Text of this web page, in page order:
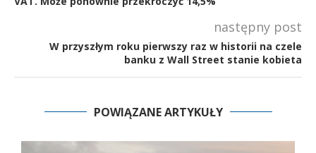
następny post
W przyszłym roku pierwszy raz w historii na czele
banku z Wall Street stanie kobieta
POWIĄZANE ARTYKUŁY